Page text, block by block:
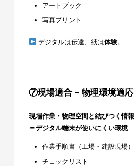
アートブック
写真プリント
デジタルは伝達、紙は体験。
⑦現場適合 – 物理環境適応
現場作業・物理空間と結びつく情報
＝デジタル端末が使いにくい環境
作業手順書（工場・建設現場）
チェックリスト